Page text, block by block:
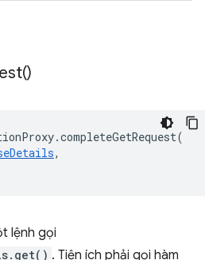
)
.completeGetRequest(
,
lệnh gọi
. Tiện ích phải gọi hàm